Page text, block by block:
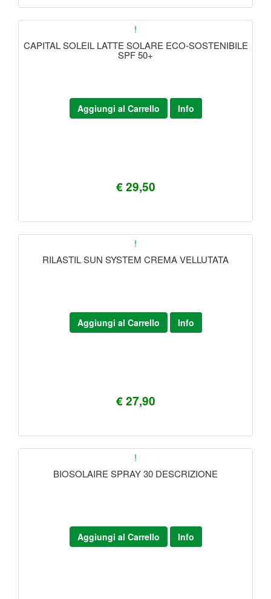
!
CAPITAL SOLEIL LATTE SOLARE ECO-SOSTENIBILE
SPF 50+
€ 29,50
Aggiungi al Carrello Info
!
RILASTIL SUN SYSTEM CREMA VELLUTATA
€ 27,90
Aggiungi al Carrello Info
!
BIOSOLAIRE SPRAY 30 DESCRIZIONE
Aggiungi al Carrello Info